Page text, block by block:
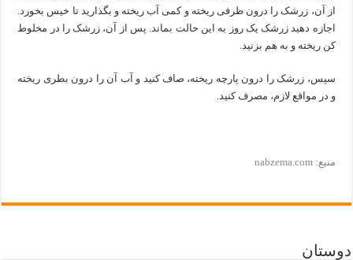
از آن، زرشک را درون ظرفی ریخته و کمی آب ریخته و بگذارید تا خیس بخورد.
اجازه دهید زرشک یک روز به این حالت بماند. پس از آن، زرشک را در مخلوط
کن ریخته و به هم بزنید.
سپس، زرشک را درون پارچه ریخته، صاف کنید و آب آن را درون بطری ریخته
و در مواقع لازم، مصرف کنید.
منبع: nabzema.com
دوستان